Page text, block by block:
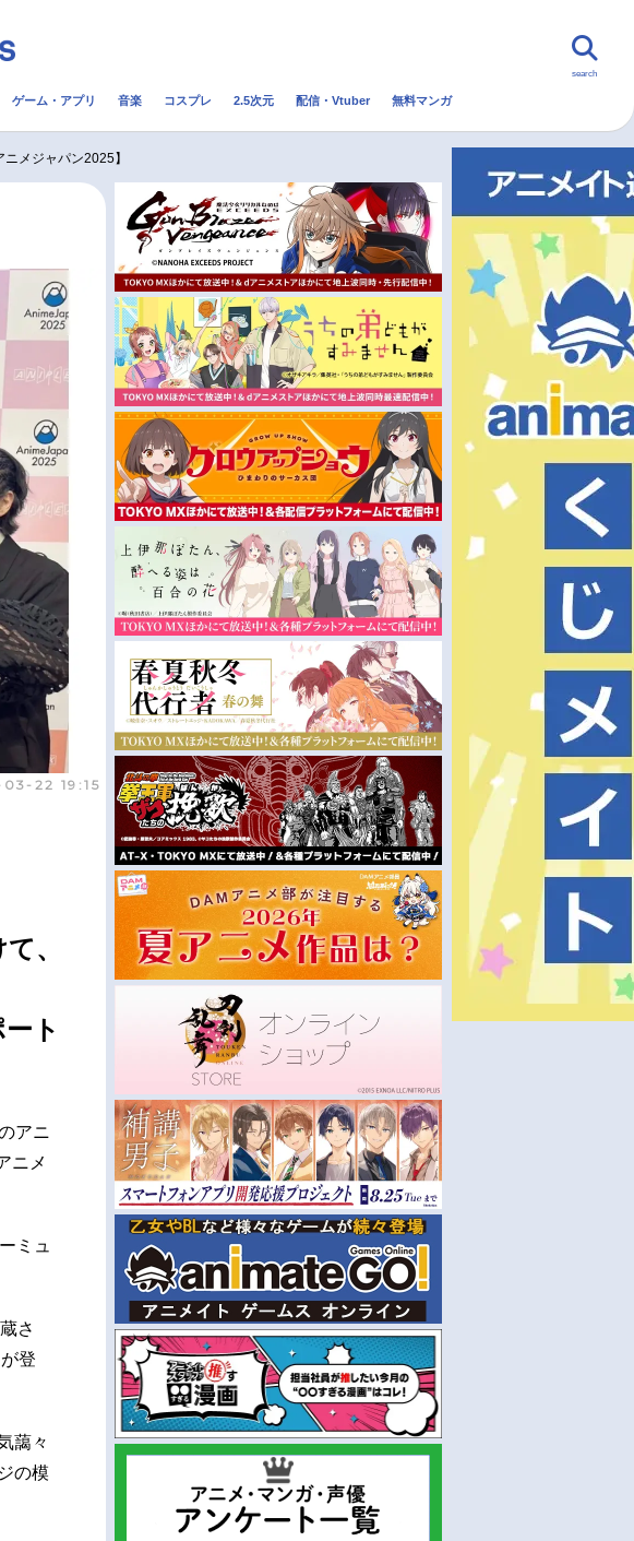
配信・Vtuber トレンド 無料マンガ
今期アニメ曜日別一覧
春アニメ
秋アニメ
冬アニメ
search
ゲーム・アプリ 音楽 コスプレ 2.5次元 配信・Vtuber 無料マンガ
メジャパン2025】
22 19:15
、
ト
アニ
ニメ
ミュ
さ
登
藹々
の模